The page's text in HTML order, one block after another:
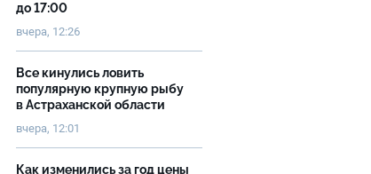
до 17:00
вчера, 12:26
Все кинулись ловить
популярную крупную рыбу
в Астраханской области
вчера, 12:01
Как изменились за год цены